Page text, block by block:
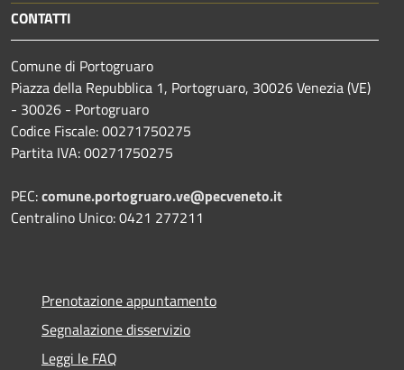
CONTATTI
Comune di Portogruaro
Piazza della Repubblica 1, Portogruaro, 30026 Venezia (VE)
- 30026 - Portogruaro
Codice Fiscale: 00271750275
Partita IVA: 00271750275
PEC:comune.portogruaro.ve@pecveneto.it
Centralino Unico: 0421 277211
Prenotazione appuntamento
Segnalazione disservizio
Leggi le FAQ